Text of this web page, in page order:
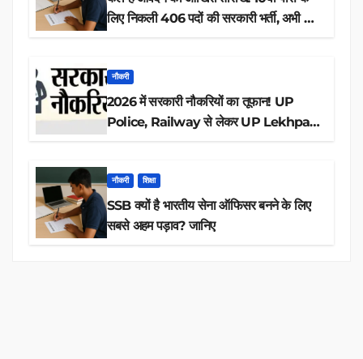
लिए निकली 406 पदों की सरकारी भर्ती, अभी करें
नौकरी
2026 में सरकारी नौकरियों का तूफान! UP
Police, Railway से लेकर UP Lekhpal
नौकरी शिक्षा
SSB क्यों है भारतीय सेना ऑफिसर बनने के लिए
सबसे अहम पड़ाव? जानिए